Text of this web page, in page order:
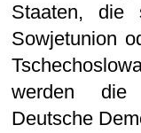
Staaten,
Sowjetunion
werden die
Deutsche